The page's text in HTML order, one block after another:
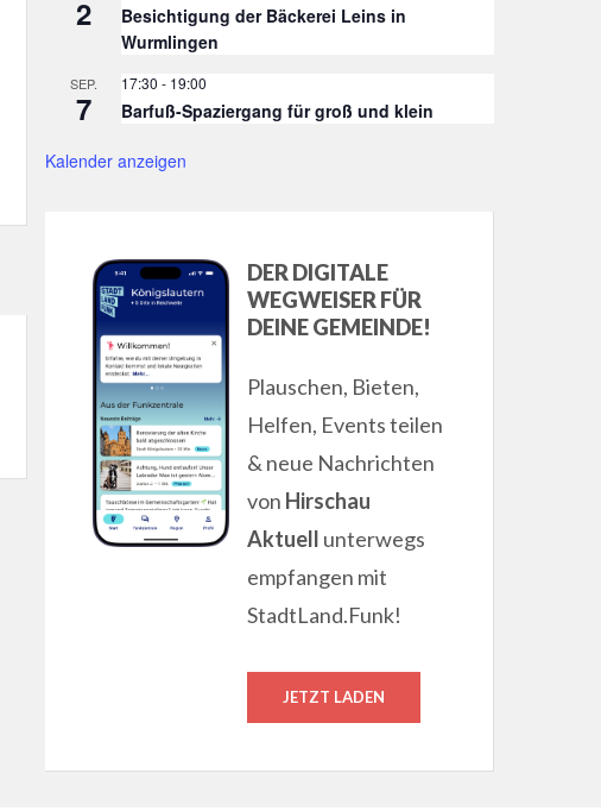
2
Besichtigung der Bäckerei Leins in
Wurmlingen
SEP.
7
17:30 - 19:00
Barfuß-Spaziergang für groß und klein
Kalender anzeigen
DER DIGITALE
WEGWEISER FÜR
DEINE GEMEINDE!
Plauschen, Bieten,
Helfen, Events teilen
& neue Nachrichten
von Hirschau
Aktuell unterwegs
empfangen mit
StadtLand.Funk!
JETZT LADEN